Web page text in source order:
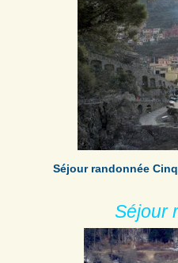
Séjour randonnée
Séjour